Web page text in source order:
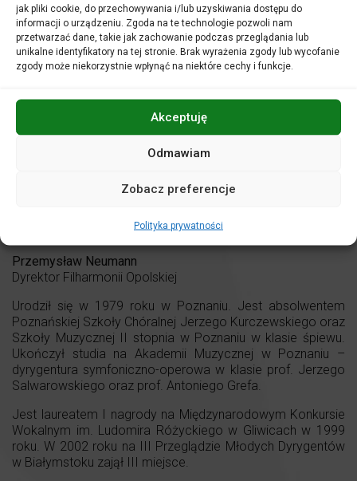
jak pliki cookie, do przechowywania i/lub uzyskiwania dostępu do
informacji o urządzeniu. Zgoda na te technologie pozwoli nam
przetwarzać dane, takie jak zachowanie podczas przeglądania lub
unikalne identyfikatory na tej stronie. Brak wyrażenia zgody lub wycofanie
zgody może niekorzystnie wpłynąć na niektóre cechy i funkcje.
Akceptuję
Odmawiam
Zobacz preferencje
Polityka prywatności
Przemysław Neumann
Dyrektor Filharmonii Opolskiej
Urodził się w 1979 roku w Poznaniu. Jest absolwentem
Poznańskiej Szkoły Chóralnej Jerzego Kurczewskiego oraz
Szkoły Muzycznej II stopnia w Poznaniu w klasie śpiewu.
Ukończył studia na Akademii Muzycznej w Poznaniu –
dyrygentura symfoniczno-operowa w klasie prof. Jerzego
Salwarowskiego oraz prof. Antoniego Grefa.
Jest laureatem I nagrody na Międzynarodowym Konkursie
Wokalnym im. Ludomira Różyckiego w Gliwicach w 1999
roku. W 2002 roku na III Przeglądzie Młodych Dyrygentów
w Białymstoku zajął III miejsce.